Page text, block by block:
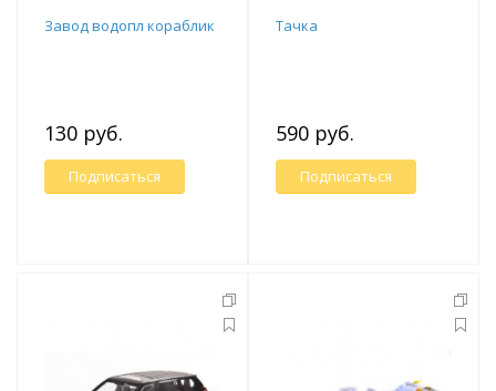
Завод водопл кораблик
130 руб.
Подписаться
Тачка
590 руб.
Подписаться